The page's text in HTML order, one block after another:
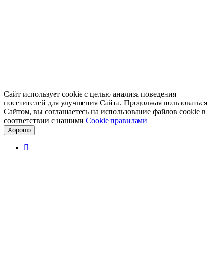
Сайт использует cookie с целью анализа поведения
посетителей для улучшения Сайта. Продолжая пользоваться
Сайтом, вы соглашаетесь на использование файлов cookie в
соответствии с нашими Cookiе правилами
Хорошо